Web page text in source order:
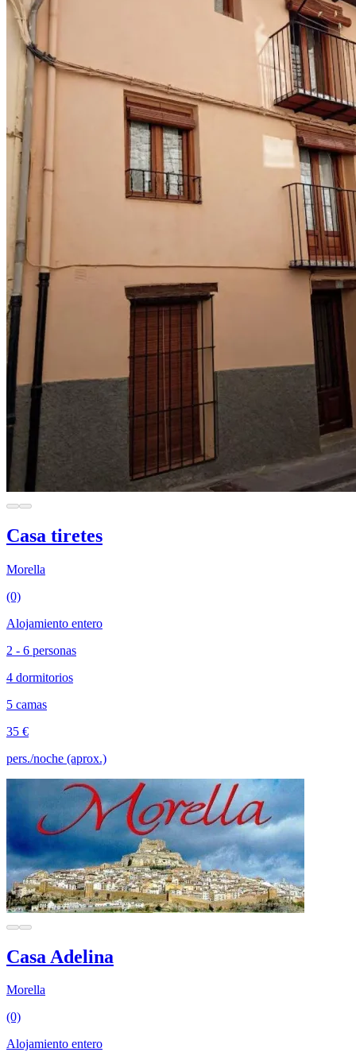
Casa tiretes
Morella
(0)
Alojamiento entero
2 - 6 personas
4 dormitorios
5 camas
35 €
pers./noche (aprox.)
Casa Adelina
Morella
(0)
Alojamiento entero